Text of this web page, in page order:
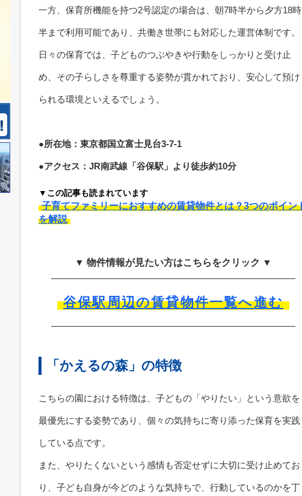
一方、保育所機能を持つ2号認定の場合は、朝7時半から夕方18時
半まで利用可能であり、共働き世帯にも対応した運営体制です。
日々の保育では、子どものつぶやきや行動をしっかりと受け止
め、その子らしさを尊重する姿勢が貫かれており、安心して預け
られる環境といえるでしょう。
●所在地：東京都国立富士見台3-7-1
●アクセス：JR南武線「谷保駅」より徒歩約10分
▼この記事も読まれています
子育てファミリーにおすすめの賃貸物件とは？3つのポイン
を解説
▼ 物件情報が見たい方はこちらをクリック ▼
谷保駅周辺の賃貸物件一覧へ進む
「かえるの森」の特徴
こちらの園における特徴は、子どもの「やりたい」という意欲を
最優先にする姿勢であり、個々の気持ちに寄り添った保育を実践
している点です。
また、やりたくないという感情も否定せずに大切に受け止めてお
り、子ども自身が今どのような気持ちで、行動しているのかを丁